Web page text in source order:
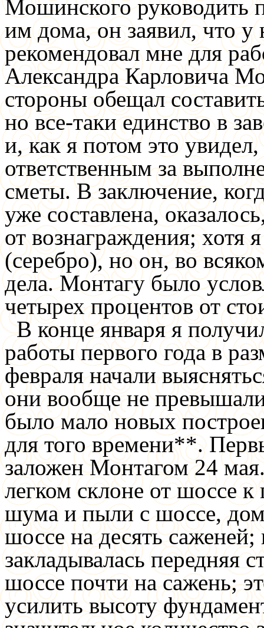
Мошинского руководить
им дома, он заявил, что у
рекомендовал мне для
Александра Карловича
стороны обещал
но все-таки единство в
и, как я потом это
ответственным за
сметы. В заключение,
уже составлена,
от вознаграждения; хотя
(серебро), но он, во
дела. Монтагу было
четырех процентов от
В конце января я
работы первого года в
февраля начали
они вообще не
было мало новых
для того времени**.
заложен Монтагом 24
легком склоне от шоссе к
шума и пыли с шоссе,
шоссе на десять
закладывалась передняя
шоссе почти на сажень;
усилить высоту